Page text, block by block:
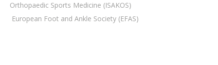
Orthopaedic Sports Medicine (ISAKOS)
 European Foot and Ankle Society (EFAS)